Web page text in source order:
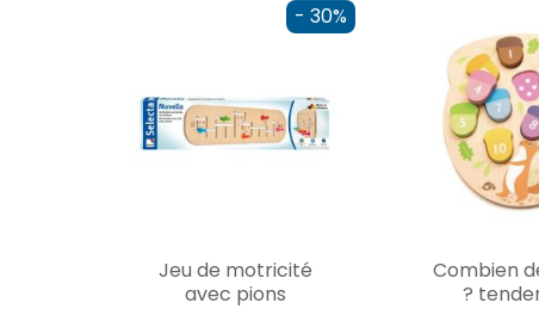
- 30%
Jeu de motricité
avec pions
Combien
?